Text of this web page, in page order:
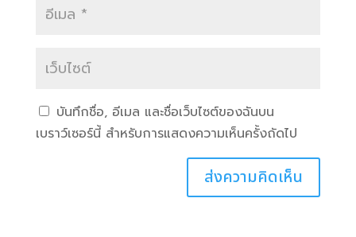
บันทึกชื่อ, อีเมล และชื่อเว็บไซต์ของฉันบน
เบราว์เซอร์นี้ สำหรับการแสดงความเห็นครั้งถัดไป